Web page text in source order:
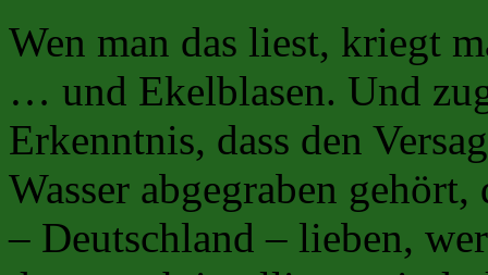
Wen man das liest, kriegt
… und Ekelblasen. Und
Erkenntnis, dass den
Wasser abgegraben
– Deutschland – lieben,